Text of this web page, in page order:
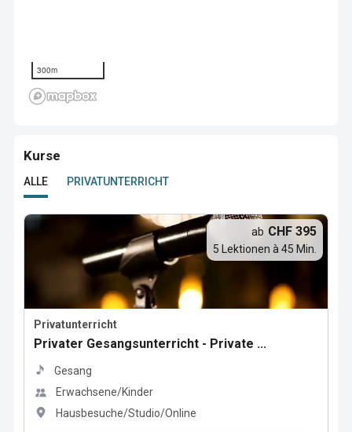
300m
Kurse
ALLE PRIVATUNTERRICHT
Privatunterricht
Privater Gesangsunterricht - Private ...
Gesang
Erwachsene/Kinder
Hausbesuche/Studio/Online
ab CHF 395
5 Lektionen à 45 Min.